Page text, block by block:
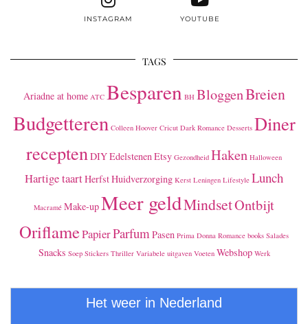
INSTAGRAM YOUTUBE
TAGS
Ariadne at home ATC Besparen BH BloggenBreien
Budgetteren Colleen Hoover Cricut Dark Romance Desserts Diner
recepten DIYEdelstenen Etsy Gezondheid Haken Halloween
Hartige taartHerfstHuidverzorging Kerst Leningen Lifestyle Lunch
Macramé Make-upMeer geldMindsetOntbijt
OriflamePapierParfum Pasen Prima Donna Romance books Salades
Snacks Soep Stickers Thriller Variabele uitgaven Voeten Webshop Werk
Het weer in Nederland